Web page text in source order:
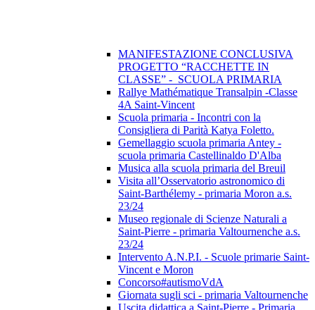
MANIFESTAZIONE CONCLUSIVA
PROGETTO “RACCHETTE IN
CLASSE” - SCUOLA PRIMARIA
Rallye Mathématique Transalpin -Classe
4A Saint-Vincent
Scuola primaria - Incontri con la
Consigliera di Parità Katya Foletto.
Gemellaggio scuola primaria Antey -
scuola primaria Castellinaldo D'Alba
Musica alla scuola primaria del Breuil
Visita all’Osservatorio astronomico di
Saint-Barthélemy - primaria Moron a.s.
23/24
Museo regionale di Scienze Naturali a
Saint-Pierre - primaria Valtournenche a.s.
23/24
Intervento A.N.P.I. - Scuole primarie Saint-
Vincent e Moron
Concorso#autismoVdA
Giornata sugli sci - primaria Valtournenche